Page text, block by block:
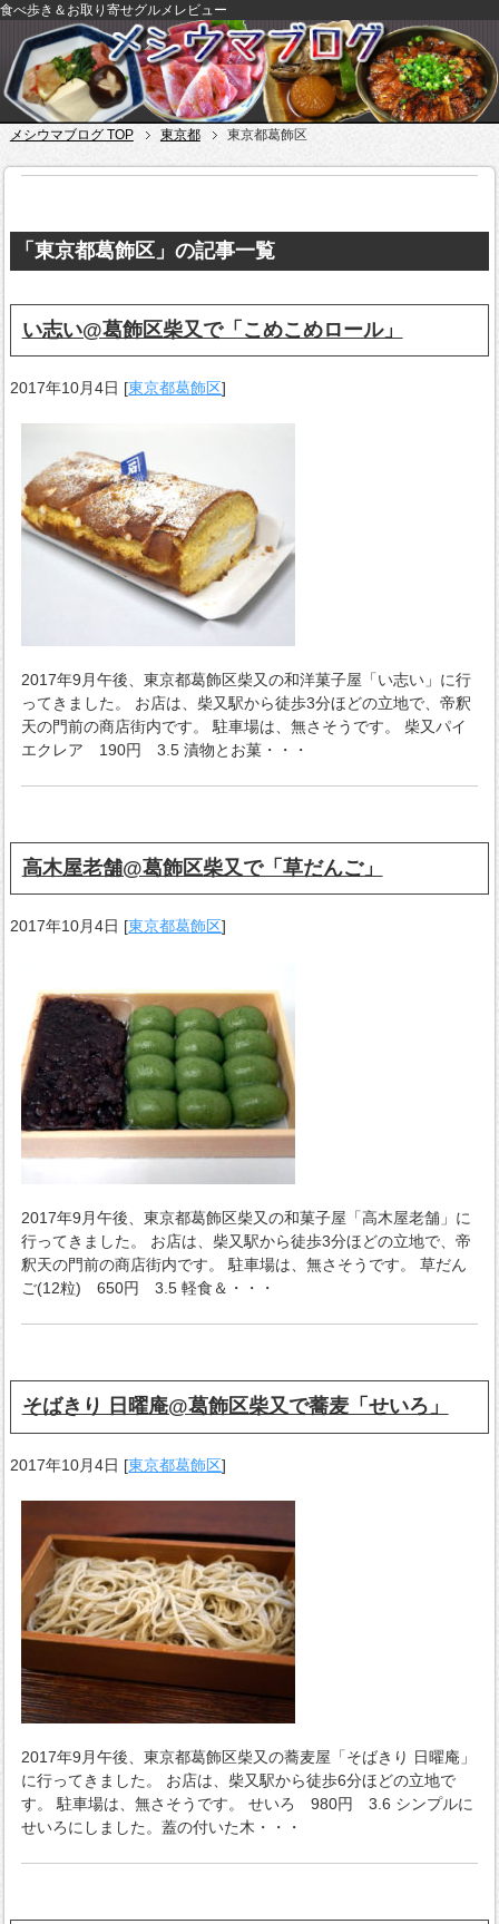
食べ歩き＆お取り寄せグルメレビュー
メシウマブログ TOP 東京都 東京都葛飾区
「東京都葛飾区」の記事一覧
い志い@葛飾区柴又で「こめこめロール」
2017年10月4日 [東京都葛飾区]
2017年9月午後、東京都葛飾区柴又の和洋菓子屋「い志い」に行
ってきました。 お店は、柴又駅から徒歩3分ほどの立地で、帝釈
天の門前の商店街内です。 駐車場は、無さそうです。 柴又パイ
エクレア 190円 3.5 漬物とお菓・・・
高木屋老舗@葛飾区柴又で「草だんご」
2017年10月4日 [東京都葛飾区]
2017年9月午後、東京都葛飾区柴又の和菓子屋「高木屋老舗」に
行ってきました。 お店は、柴又駅から徒歩3分ほどの立地で、帝
釈天の門前の商店街内です。 駐車場は、無さそうです。 草だん
ご(12粒) 650円 3.5 軽食＆・・・
そばきり 日曜庵@葛飾区柴又で蕎麦「せいろ」
2017年10月4日 [東京都葛飾区]
2017年9月午後、東京都葛飾区柴又の蕎麦屋「そばきり 日曜庵」
に行ってきました。 お店は、柴又駅から徒歩6分ほどの立地で
す。 駐車場は、無さそうです。 せいろ 980円 3.6 シンプルに
せいろにしました。蓋の付いた木・・・